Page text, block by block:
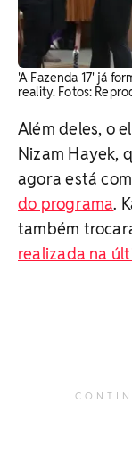
'A Fazenda 17' já
reality. Fotos:
Além deles, o
Nizam Hayek,
agora está
do programa.
também
realizada na